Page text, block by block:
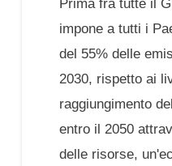
Prima fra tutte il
impone a tutti i
del 55% delle
2030, rispetto ai
raggiungimento
entro il 2050
delle risorse,